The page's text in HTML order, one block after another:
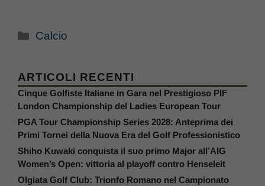
Categorie
Calcio
ARTICOLI RECENTI
Cinque Golfiste Italiane in Gara nel Prestigioso PIF
London Championship del Ladies European Tour
PGA Tour Championship Series 2028: Anteprima dei
Primi Tornei della Nuova Era del Golf Professionistico
Shiho Kuwaki conquista il suo primo Major all’AIG
Women’s Open: vittoria al playoff contro Henseleit
Olgiata Golf Club: Trionfo Romano nel Campionato